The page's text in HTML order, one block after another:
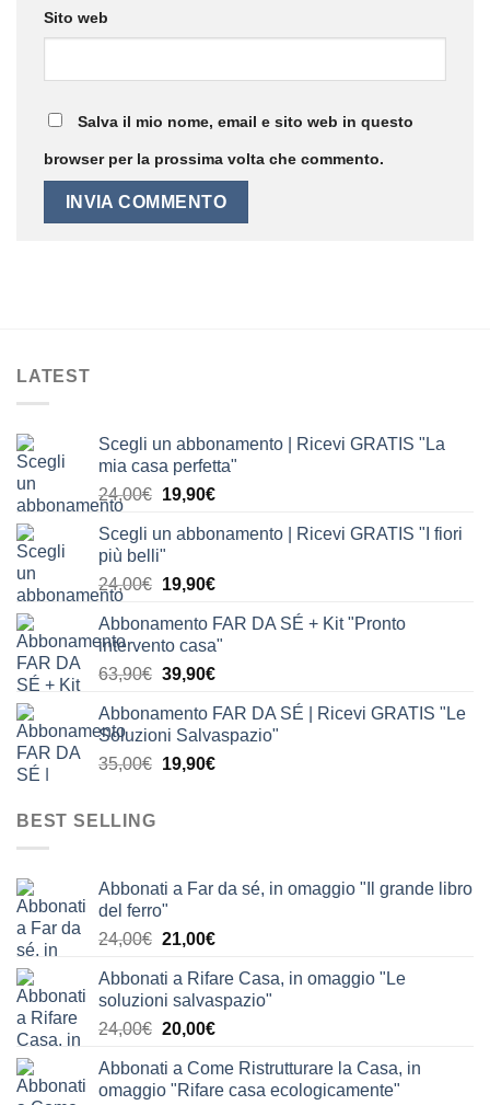
Sito web
Salva il mio nome, email e sito web in questo
browser per la prossima volta che commento.
LATEST
Scegli un abbonamento | Ricevi GRATIS "La
mia casa perfetta"
24,00€ Il
originale
24,00€.
19,90€Il
attuale
19,90€.
Scegli un abbonamento | Ricevi GRATIS "I fiori
più belli"
24,00€ Il
originale
era:
24,00€.
19,90€Il
attuale
è:
19,90€.
Abbonamento FAR DA SÉ + Kit "Pronto
intervento casa"
63,90€ Il
originale
era:
63,90€.
39,90€Il
attuale
è:
39,90€.
Abbonamento FAR DA SÉ | Ricevi GRATIS "Le
Soluzioni Salvaspazio"
35,00€ Il
19,90€Il
BEST SELLING
Abbonati a Far da sé, in omaggio "Il grande libro
del ferro"
24,00€ Il
originale
era:
24,00€.
21,00€Il
attuale
è:
21,00€.
Abbonati a Rifare Casa, in omaggio "Le
soluzioni salvaspazio"
24,00€ Il
originale
era:
20,00€Il
attuale
è:
Abbonati a Come Ristrutturare la Casa, in
omaggio "Rifare casa ecologicamente"